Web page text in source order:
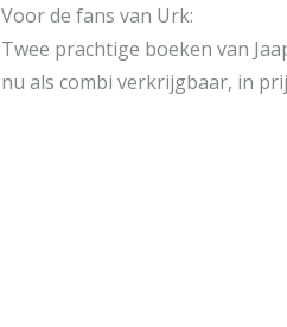
€26.90. €25.00.
Voor de fans van Urk:
Twee prachtige boeken van
nu als combi verkrijgbaar, in